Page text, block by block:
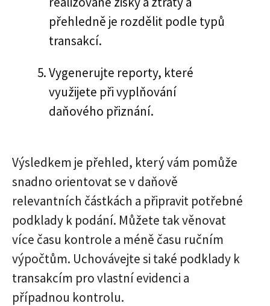
přehledně je rozdělit podle typů
transakcí.
Vygenerujte reporty, které
využijete při vyplňování
daňového přiznání.
Výsledkem je přehled, který vám pomůže
snadno orientovat se v daňově
relevantních částkách a připravit potřebné
podklady k podání. Můžete tak věnovat
více času kontrole a méně času ručním
výpočtům. Uchovávejte si také podklady k
transakcím pro vlastní evidenci a
případnou kontrolu.